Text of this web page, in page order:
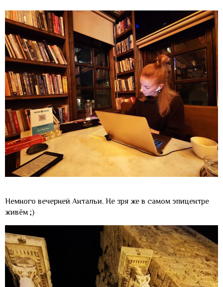
Немного вечерней Антальи. Не зря же в самом эпицентре
живём ;)